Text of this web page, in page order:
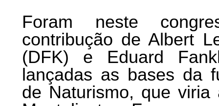
Foram neste
contribução de Albert
(DFK) e Eduard
lançadas as bases da
de Naturismo, que